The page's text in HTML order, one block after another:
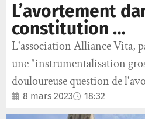
L’avortement
constitution …
L'association Alliance Vita,
une "instrumentalisation
douloureuse question de
8 mars 2023 18:32